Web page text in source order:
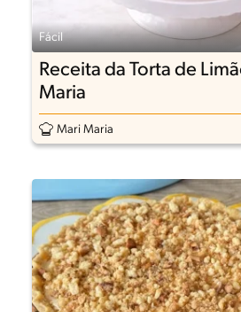
Fácil
Receita da Torta de
Maria
Mari Maria